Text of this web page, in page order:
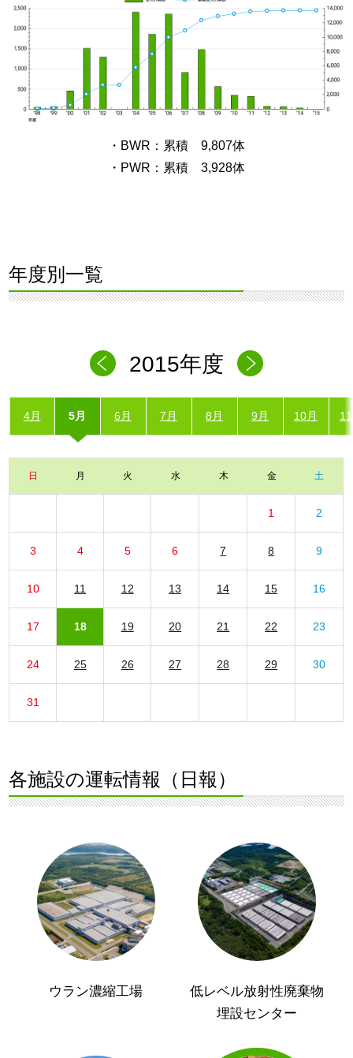
・BWR：累積 9,807体
・PWR：累積 3,928体
年度別一覧
2015年度
4月 5月 6月 7月 8月 9月 10月
日 月 火 水 木 金 土
1 2
3 4 5 6 7 8 9
10 11 12 13 14 15 16
17 18 19 20 21 22 23
24 25 26 27 28 29 30
31
各施設の運転情報（日報）
ウラン濃縮工場
低レベル放射性廃棄物
埋設センター